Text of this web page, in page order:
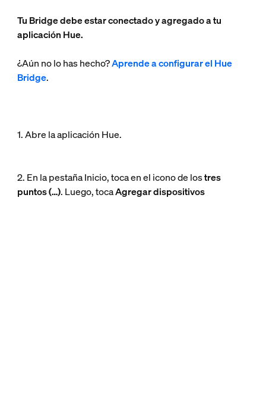
Tu Bridge debe estar conectado y agregado a tu
aplicación Hue.
¿Aún no lo has hecho?Aprende a configurar el Hue
Bridge.
1. Abre la aplicación Hue.
2. En la pestaña Inicio, toca en el icono de lostres
puntos (…). Luego, tocaAgregar dispositivos